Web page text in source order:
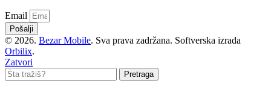
Email
Pošalji
© 2026. Bezar Mobile. Sva prava zadržana. Softverska izrada
Orbilix.
Zatvori
Pretraga